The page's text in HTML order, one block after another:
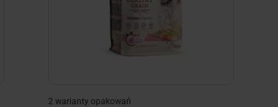
2 warianty opakowań